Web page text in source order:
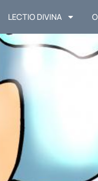
LECTIO DIVINA